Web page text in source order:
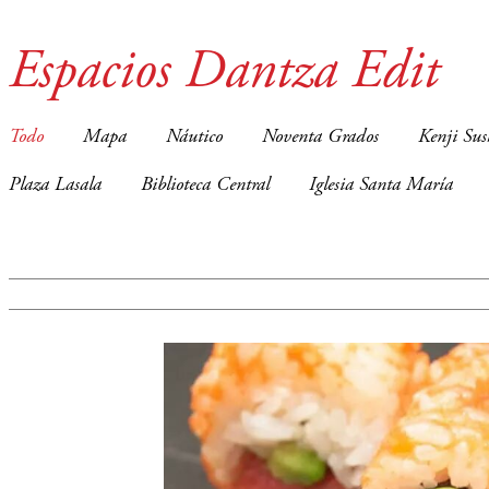
Espacios Dantza Edit
Todo Mapa Náutico Noventa Grados Kenji
Plaza Lasala Biblioteca Central Iglesia Santa María